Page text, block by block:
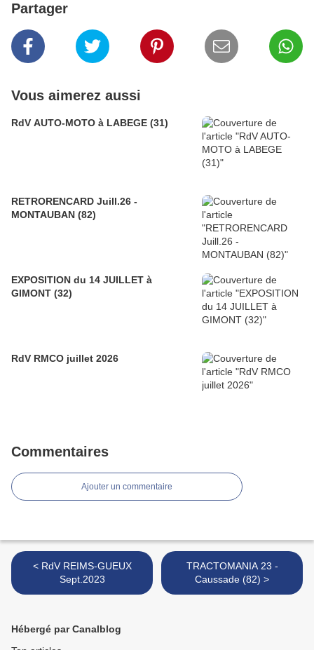
Partager
Vous aimerez aussi
RdV AUTO-MOTO à LABEGE (31)
RETRORENCARD Juill.26 -
MONTAUBAN (82)
EXPOSITION du 14 JUILLET à
GIMONT (32)
RdV RMCO juillet 2026
Commentaires
Ajouter un commentaire
< RdV REIMS-GUEUX
Sept.2023
TRACTOMANIA 23 -
Caussade (82) >
Hébergé par Canalblog